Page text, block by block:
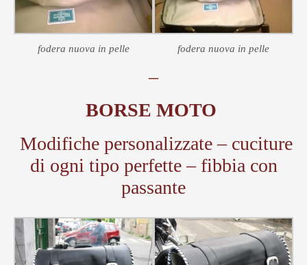
fodera nuova in pelle fodera nuova in pelle
–
BORSE MOTO
Modifiche personalizzate – cuciture
di ogni tipo perfette – fibbia con
passante